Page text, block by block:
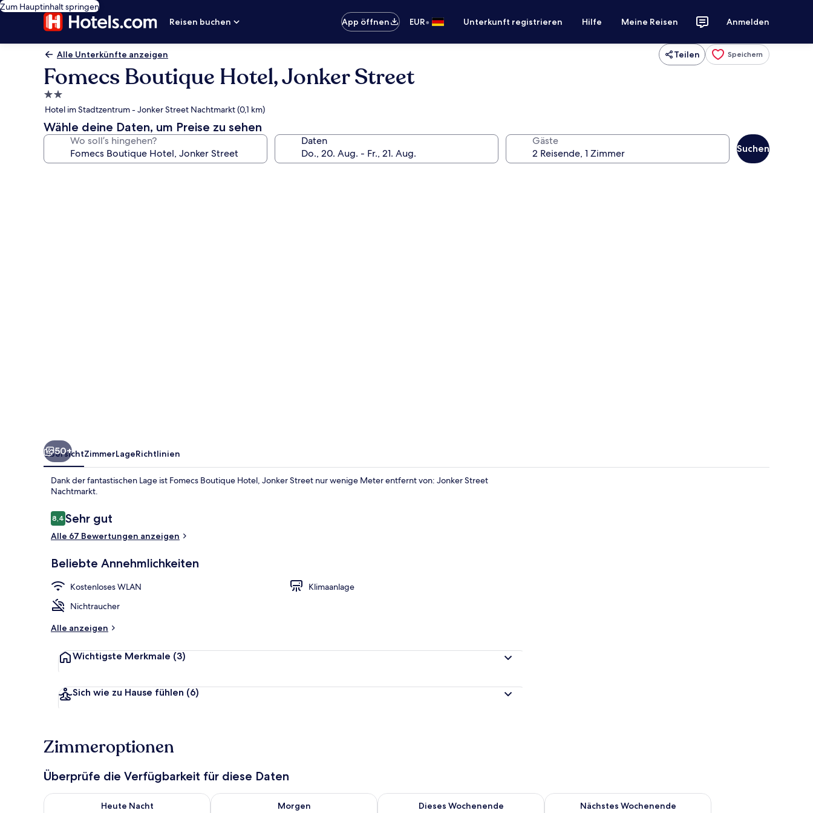
Zum Hauptinhalt springen
Reisen buchen
App öffnen EUR• Unterkunft registrieren Hilfe Meine Reisen Anmelden
Alle Unterkünfte anzeigen Teilen Speichern
Fomecs Boutique Hotel, Jonker Street
2.0-
Sterne-
Unterkunft
Hotel im Stadtzentrum - Jonker Street Nachtmarkt (0,1 km)
Wähle deine Daten, um Preise zu sehen
Wo soll’s hingehen? Daten Gäste
Suchen
Deluxe-Dreibettzimmer | Schreibtisch, laptopgeeigneter Arbeitsplatz, kostenloses WLAN
50+
ÜbersichtZimmerLageRichtlinien
Dank der fantastischen Lage ist Fomecs Boutique Hotel, Jonker Street nur wenige Meter entfernt von: Jonker Street
Nachtmarkt.
Bewertungen
8,48,4 von 10.
Sehr gut
Alle 67 Bewertungen anzeigen
Beliebte Annehmlichkeiten
Kostenloses WLAN
Klimaanlage
Nichtraucher
Alle anzeigen
Wichtigste Merkmale (3)
Sich wie zu Hause fühlen (6)
Zimmeroptionen
Überprüfe die Verfügbarkeit für diese Daten
Heute Nacht
Überprüfe die Verfügbarkeit für heute Nacht, Aug. 6 - Aug. 7.
Morgen
Überprüfe die Verfügbarkeit für morgen, Aug. 7 - Aug. 8.
Dieses Wochenende
Überprüfe die Verfügbarkeit für dieses Wochenende, Aug. 7 - Aug. 9.
Nächstes Wochenende
Überprüfe die Verfügbarkeit für nächstes Wochenende, Aug.